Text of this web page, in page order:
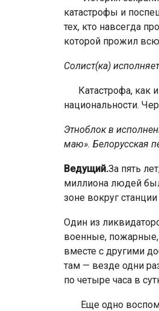
катастрофы и
тех, кто навсегда
которой прожил
Солист(ка)
Катастрофа, как и
национальнос­ти.
Этноблок в
маю». Белорусская
Ведущий.За пять
миллиона людей
зоне вокруг станции
Один из
военные, по­жарные,
вместе с другими
там — везде одни
по четыре часа в
Еще одно